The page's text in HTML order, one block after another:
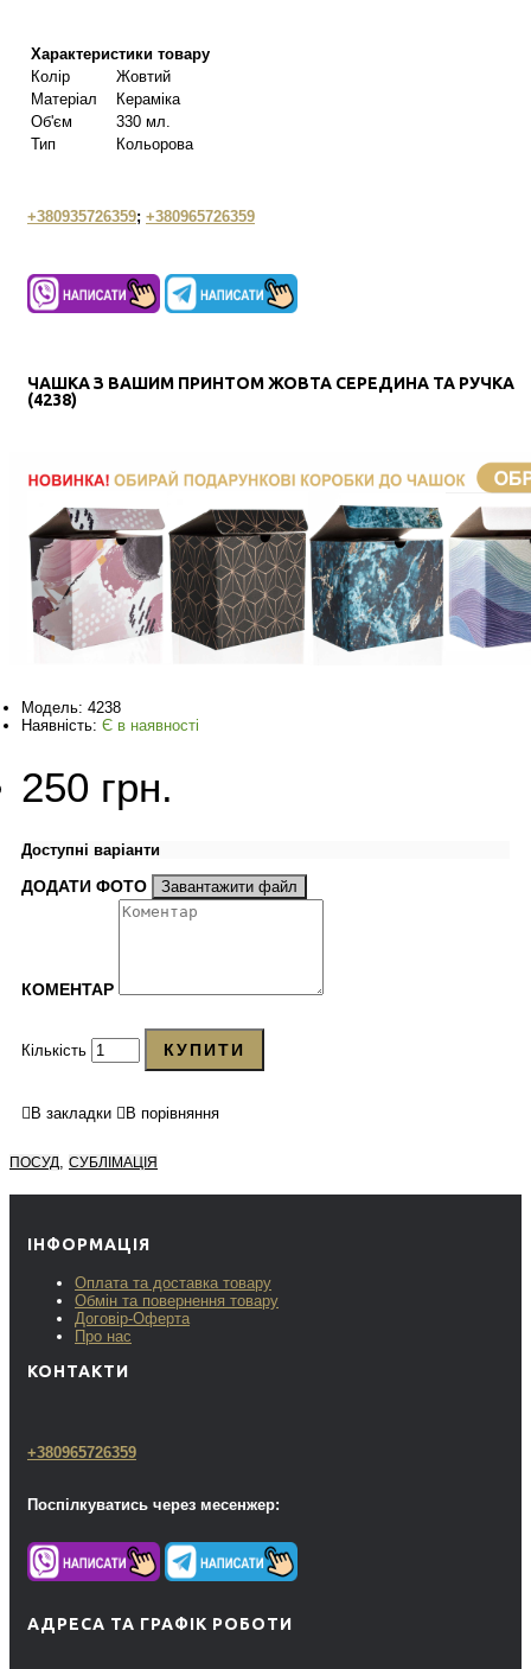
Характеристики товару
Колір
Жовтий
Матеріал
Кераміка
Об'єм
330 мл.
Тип
Кольорова
+380935726359; +380965726359
ЧАШКА З ВАШИМ ПРИНТОМ ЖОВТА СЕРЕДИНА ТА РУЧКА
(4238)
Модель: 4238
Наявність: Є в наявності
250 грн.
Доступні варіанти
ДОДАТИ ФОТО Завантажити файл
КОМЕНТАР
Кількість КУПИТИ
В закладки В порівняння
ПОСУД, СУБЛІМАЦІЯ
ІНФОРМАЦІЯ
Оплата та доставка товару
Обмін та повернення товару
Договір-Оферта
Про нас
КОНТАКТИ
+380965726359
Поспілкуватись через месенжер:
АДРЕСА ТА ГРАФІК РОБОТИ